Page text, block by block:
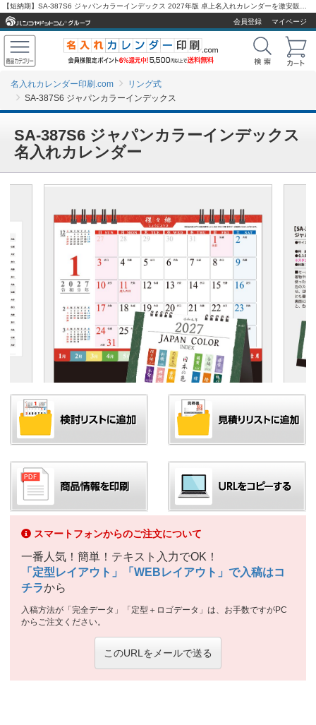
会員登録
マイページ
名入れカレンダー印刷.com
リング式
SA-387S6 ジャパンカラーインデックス
SA-387S6 ジャパンカラーインデックス
名入れカレンダー
スマートフォンからのご注文について
一番人気！簡単！テキスト入力でOK！
「定型レイアウト」「WEBレイアウト」で入稿はコ
チラから
入稿方法が「完全データ」「定型＋ロゴデータ」は、お手数ですがPC
からご注文ください。
このURLをメールで送る